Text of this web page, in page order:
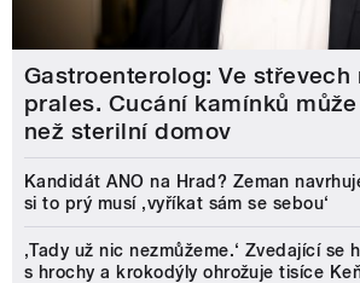
Gastroenterolog: Ve střevech
prales. Cucání kamínků
než sterilní domov
Kandidát ANO na Hrad? Zeman
si to prý musí ‚vyříkat sám se sebou‘
‚Tady už nic nezmůžeme.‘ Zvedající se
s hrochy a krokodýly ohrožuje tisíce